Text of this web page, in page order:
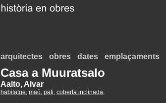
arquitectes obres dates emplaçaments
Casa a Muuratsalo
Aalto, Alvar
habitatge, maó, pati, coberta inclinada,